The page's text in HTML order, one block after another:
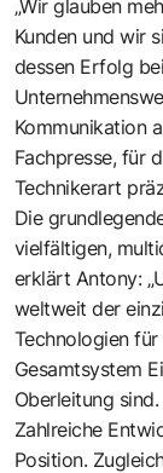
„Wir glauben
Kunden und wir
dessen Erfolg
Kommunikation
Fachpresse, für
Technikerart
Die
vielfältigen,
erklärt Antony:
weltweit der
Technologien
Gesamtsystem
Oberleitung
Zahlreiche
Position.